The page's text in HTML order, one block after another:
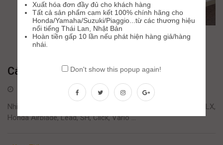
Cách trị bệnh rung đầu + gằn xe
26 Tháng Một, 2020
Nhiều khách hàng sau 1 thời gian chạy các dòng như Piaggo LX,
Honda Airblade, Lead, SH, Click, Vario …
Xuất hóa đơn đầy đủ cho khách hàng
Tất cả sản phẩm cam kết 100% chính hãng cho
Honda/Yamaha/Suzuki/Piaggio...từ các thương hiệu
nổi tiếng Thái Lan, Nhật Bản
Hoàn tiền gấp 10 lần nếu phát hiện hàng giả/hàng
nhái.
Don't show this popup again!